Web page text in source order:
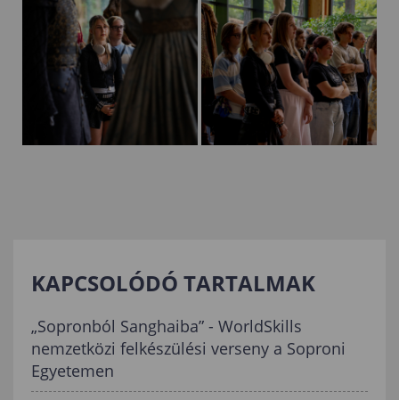
KAPCSOLÓDÓ TARTALMAK
„Sopronból Sanghaiba” - WorldSkills
nemzetközi felkészülési verseny a Soproni
Egyetemen